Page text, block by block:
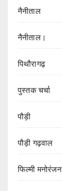
नैनीताल
नैनीताल।
पिथौरागढ़
पुस्तक चर्चा
पौड़ी
पौड़ी गढ़वाल
फिल्मी मनोरंजन